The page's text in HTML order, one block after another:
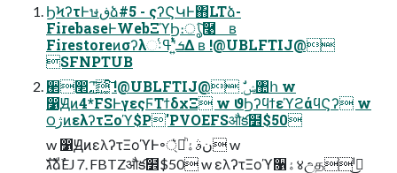
ϦϞʔτͰษڧձ#5 - ςʔϚԿͰ΋LTձ-
FirebaseͰWebΞϓϦ։ൃͨ͠࿩ ʙ
Firestoreͷσʔλઃܭʹ͍ͭͯߟ͑Δ ʙ !@UBLFTIJ@
SFNPTUB
੢෢࢙ ʹ͠͚ͨ͠ !@UBLFTIJ@ ࣗݾ঺հ w
෱Ԭͷ4*FSͰγεςϜΤϯδχΞ w ϑϦʔϥϯεϓϩάϥϚʔ w
౦ژͷελʔτΞοϓ$P'PVOEFSऔక໾$50
w ෱ԬͷελʔτΞοϓͰ৽نࣄۀ্ཱͪ͛ w
גࣜձࣾEJ⒎FBTZऔక໾$50 w ελʔτΞοϓ૑ۀ४උதˡࠓ͜͜